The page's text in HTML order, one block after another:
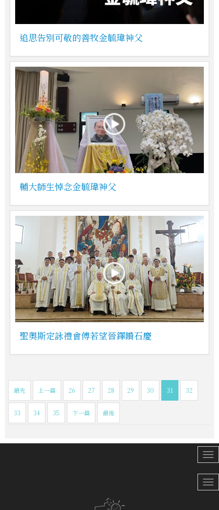
追思告別可敬的善牧金毓瑋神父
輔大師生悼念金毓瑋神父
聖奧斯定詠禮會傅若望晉鐸鑽石慶
最先 上一篇 26 27 28 29 30 31 32
33 34 35 下一篇 最後